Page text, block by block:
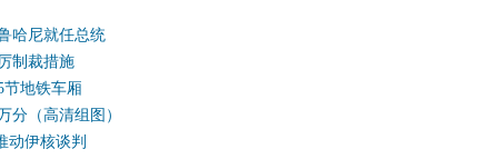
哈尼就任总统
制裁措施
节地铁车厢
分（高清组图）
动伊核谈判